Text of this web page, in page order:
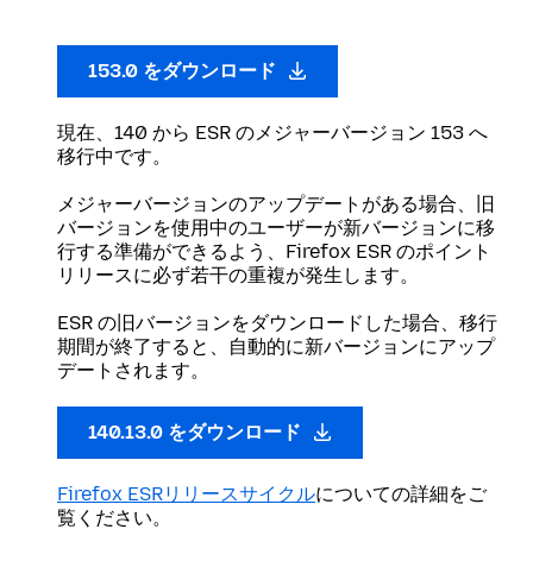
153.0 をダウンロード
現在、140 から ESR のメジャーバージョン 153 へ
移行中です。
メジャーバージョンのアップデートがある場合、旧
バージョンを使用中のユーザーが新バージョンに移
行する準備ができるよう、Firefox ESR のポイント
リリースに必ず若干の重複が発生します。
ESR の旧バージョンをダウンロードした場合、移行
期間が終了すると、自動的に新バージョンにアップ
デートされます。
140.13.0 をダウンロード
Firefox ESRリリースサイクルについての詳細をご
覧ください。